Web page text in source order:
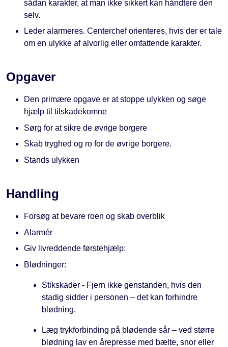
sådan karakter, at man ikke sikkert kan håndtere den
selv.
Leder alarmeres. Centerchef orienteres, hvis der er tale
om en ulykke af alvorlig eller omfattende karakter.
Opgaver
Den primære opgave er at stoppe ulykken og søge
hjælp til tilskadekomne
Sørg for at sikre de øvrige borgere
Skab tryghed og ro for de øvrige borgere.
Stands ulykken
Handling
Forsøg at bevare roen og skab overblik
Alarmér
Giv livreddende førstehjælp:
Blødninger:
Stikskader - Fjern ikke genstanden, hvis den
stadig sidder i personen – det kan forhindre
blødning.
Læg trykforbinding på blødende sår – ved større
blødning lav en årepresse med bælte, snor eller